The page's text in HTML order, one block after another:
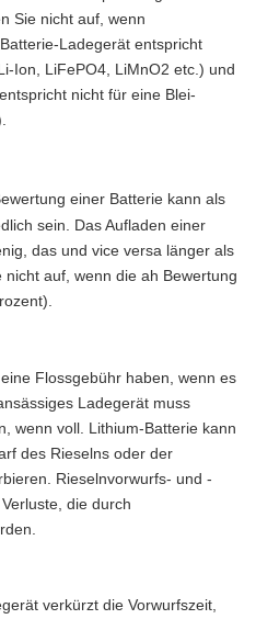
Sie nicht auf, wenn
Ladegerät entspricht
Ion, LiFePO4, LiMnO2 etc.) und
nicht für eine Blei-
einer Batterie kann als
sein. Das Aufladen einer
das und vice versa länger als
auf, wenn die ah Bewertung
Flossgebühr haben, wenn es
Ladegerät muss
wenn voll. Lithium-Batterie kann
des Rieselns oder der
Rieselnvorwurfs- und -
die durch
verkürzt die Vorwurfszeit,